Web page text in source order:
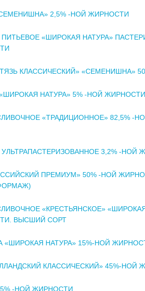
2,5% -НОЙ ЖИРНОСТИ
«ШИРОКАЯ НАТУРА»
КЛАССИЧЕСКИЙ» «СЕМЕНИШНА»
НАТУРА» 5% -НОЙ ЖИРНОСТИ
«ТРАДИЦИОННОЕ» 82,5% -
3,2% -НОЙ
ПРЕМИУМ» 50% -НОЙ
«КРЕСТЬЯНСКОЕ» «ШИРОКАЯ
ВЫСШИЙ СОРТ
«ШИРОКАЯ НАТУРА» 15%-НОЙ
КЛАССИЧЕСКИЙ» 45%-НОЙ
-НОЙ ЖИРНОСТИ